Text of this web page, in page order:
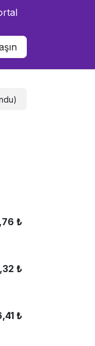
₺
₺
₺